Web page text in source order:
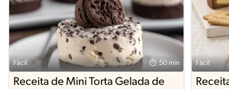
Fácil 50 min
Receita de Mini Torta Gelada de
Fácil